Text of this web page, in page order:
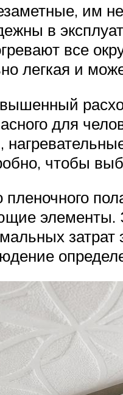
им
в
все
легкая и
для
чтобы